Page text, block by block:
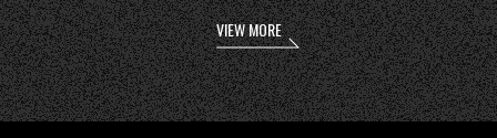
VIEW MORE